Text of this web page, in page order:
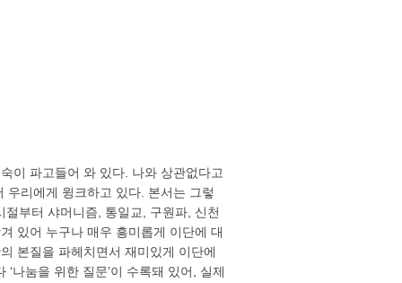
이 파고들어 와 있다. 나와 상관없다고
우리에게 윙크하고 있다. 본서는 그렇
부터 샤머니즘, 통일교, 구원파, 신천
있어 누구나 매우 흥미롭게 이단에 대
본질을 파헤치면서 재미있게 이단에
나눔을 위한 질문’이 수록돼 있어, 실제